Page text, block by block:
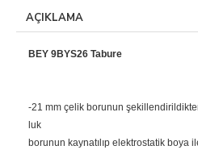
AÇIKLAMA
BEY 9BYS26 Tabure
-21 mm çelik borunun
luk
borunun kaynatılıp elektrostatik boya